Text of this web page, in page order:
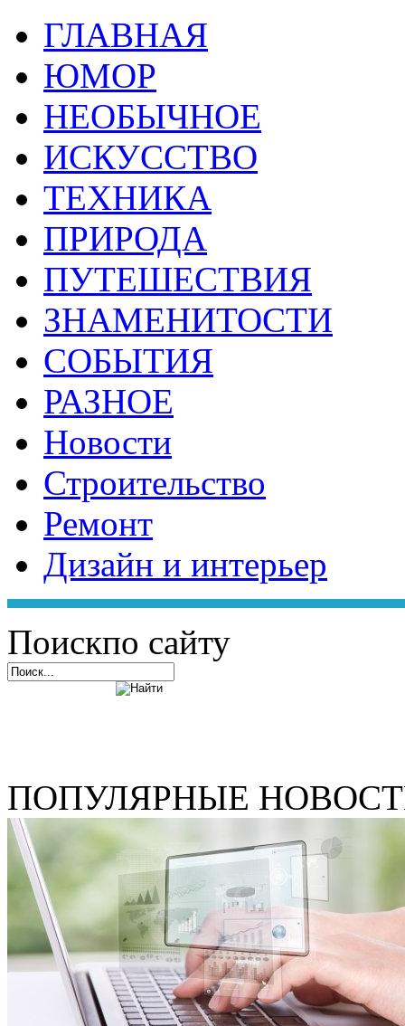
ГЛАВНАЯ
ЮМОР
НЕОБЫЧНОЕ
ИСКУССТВО
ТЕХНИКА
ПРИРОДА
ПУТЕШЕСТВИЯ
ЗНАМЕНИТОСТИ
СОБЫТИЯ
РАЗНОЕ
Новости
Строительство
Ремонт
Дизайн и интерьер
Поискпо сайту
ПОПУЛЯРНЫЕ